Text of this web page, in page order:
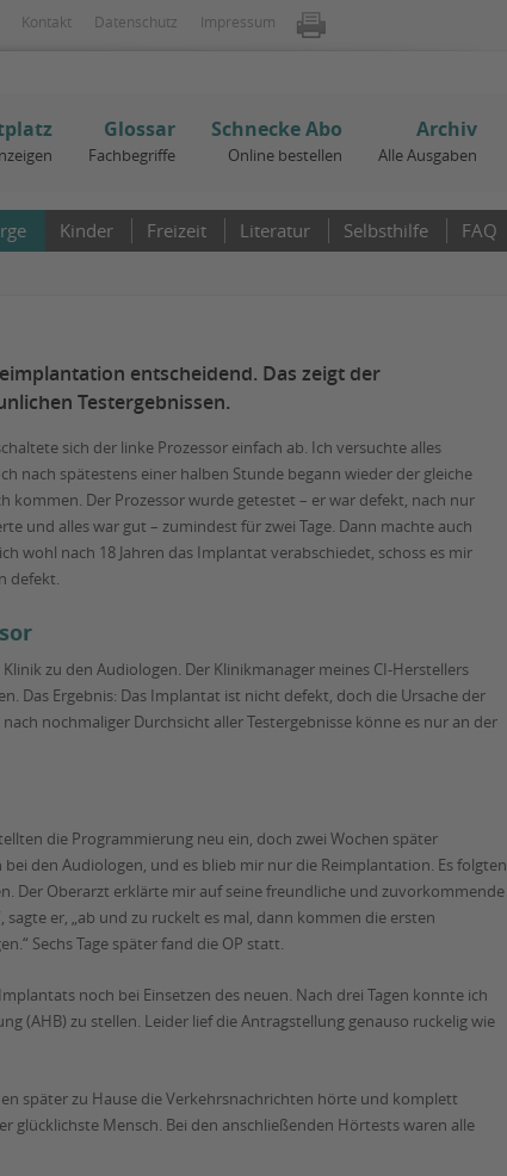
Kontakt Datenschutz Impressum
Glossar
Fachbegriffe
Schnecke Abo
Online bestellen
Archiv
Alle Ausgaben
Kinder Freizeit Literatur Selbsthilfe FAQ
entscheidend. Das zeigt der
Testergebnissen.
sich der linke Prozessor einfach ab. Ich versuchte alles
nach spätestens einer halben Stunde begann wieder der gleiche
kommen. Der Prozessor wurde getestet – er war defekt, nach nur
und alles war gut – zumindest für zwei Tage. Dann machte auch
wohl nach 18 Jahren das Implantat verabschiedet, schoss es mir
defekt.
zu den Audiologen. Der Klinikmanager meines CI-Herstellers
Das Ergebnis: Das Implantat ist nicht defekt, doch die Ursache der
nochmaliger Durchsicht aller Testergebnisse könne es nur an der
die Programmierung neu ein, doch zwei Wochen später
den Audiologen, und es blieb mir nur die Reimplantation. Es folgten
Der Oberarzt erklärte mir auf seine freundliche und zuvorkommende
er, „ab und zu ruckelt es mal, dann kommen die ersten
Sechs Tage später fand die OP statt.
noch bei Einsetzen des neuen. Nach drei Tagen konnte ich
(AHB) zu stellen. Leider lief die Antragstellung genauso ruckelig wie
später zu Hause die Verkehrsnachrichten hörte und komplett
glücklichste Mensch. Bei den anschließenden Hörtests waren alle